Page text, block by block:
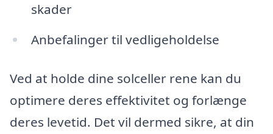
skader
Anbefalinger til vedligeholdelse
Ved at holde dine solceller rene kan du
optimere deres effektivitet og forlænge
deres levetid. Det vil dermed sikre, at din